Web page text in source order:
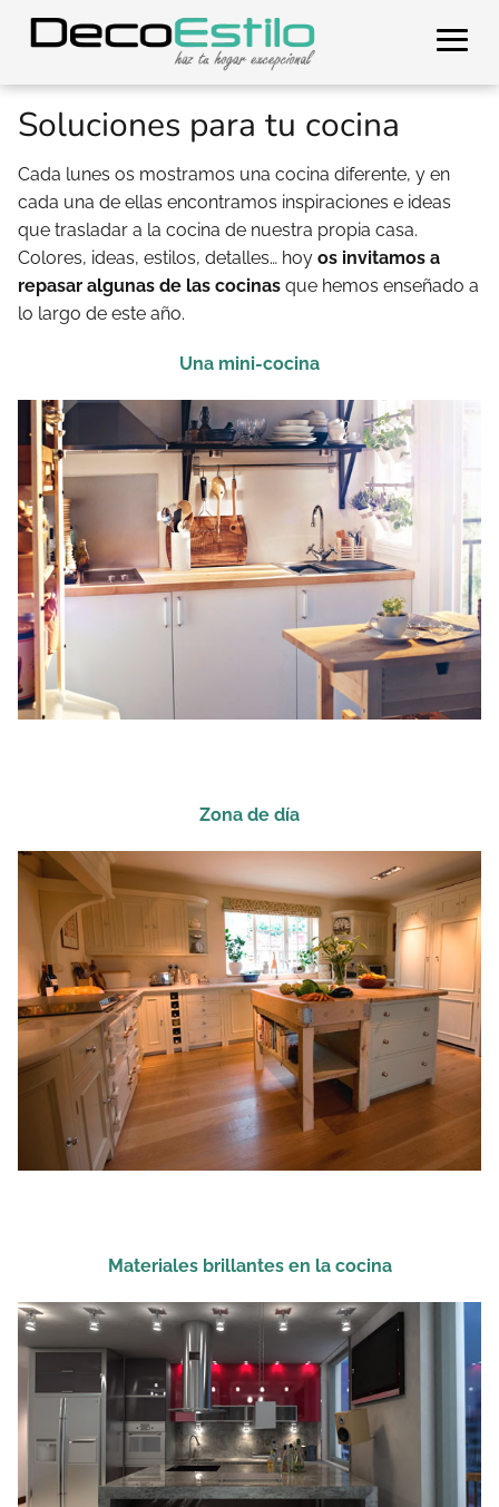
Soluciones para tu cocina
Cada lunes os mostramos una cocina diferente, y en
cada una de ellas encontramos inspiraciones e ideas
que trasladar a la cocina de nuestra propia casa.
Colores, ideas, estilos, detalles… hoy os invitamos a
repasar algunas de las cocinas que hemos enseñado a
lo largo de este año.
Una mini-cocina
Zona de día
Materiales brillantes en la cocina